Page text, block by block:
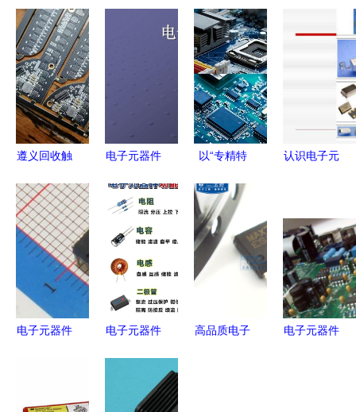
遵义回收触
收工厂电子
料库存遵义
回收ic电子
元器件
电子元器件
ppt_word
文档在线阅
读与下载_
免费文档
以“专精特
竞争力,黄
时电子满足
客户差异化
需求走在市
认识电子元
电子
元器
件
电子元器件
电子元器件
术的核心基
石
高品质电子
电子元器件